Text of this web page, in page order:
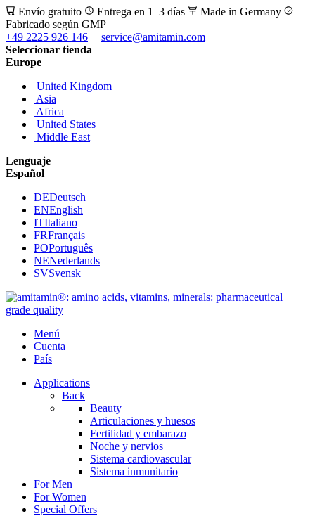
Envío gratuito Entrega en 1–3 días
Made in Germany
Fabricado según GMP
+49 2225 926 146
service@amitamin.com
Seleccionar tienda
Europe
United Kingdom
Asia
Africa
United States
Middle East
Lenguaje
Español
DEDeutsch
ENEnglish
ITItaliano
FRFrançais
POPortuguês
NENederlands
SVSvensk
Menú
Cuenta
País
Applications
Back
Beauty
Articulaciones y huesos
Fertilidad y embarazo
Noche y nervios
Sistema cardiovascular
Sistema inmunitario
For Men
For Women
Special Offers